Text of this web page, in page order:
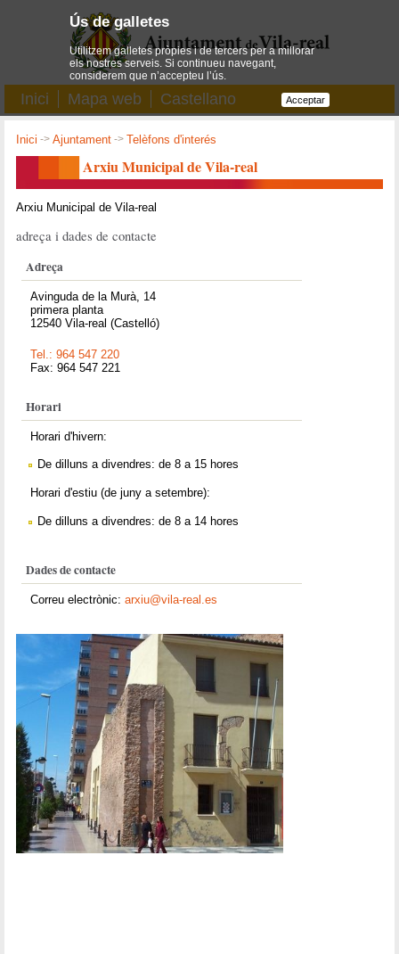
Inici Mapa web Castellano
Inici ->Ajuntament ->Telèfons d'interés
Arxiu Municipal de Vila-real
Arxiu Municipal de Vila-real
adreça i dades de contacte
Adreça
Avinguda de la Murà, 14
primera planta
12540 Vila-real (Castelló)
Tel.: 964 547 220
Fax: 964 547 221
Horari
Horari d'hivern:
De dilluns a divendres: de 8 a 15 hores
Horari d'estiu (de juny a setembre):
De dilluns a divendres: de 8 a 14 hores
Dades de contacte
Correu electrònic:arxiu@vila-real.es
Ús de galletes
Utilitzem galletes pròpies i de tercers per a millorar
els nostres serveis. Si continueu navegant,
considerem que n’accepteu l’ús.
Acceptar